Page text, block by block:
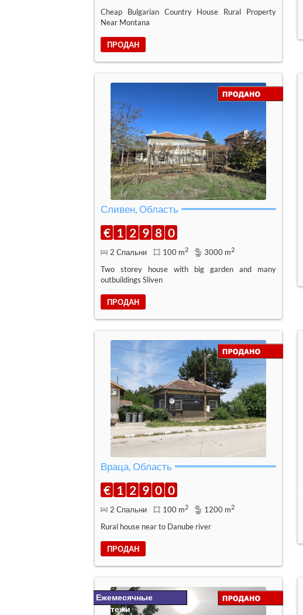
Cheap Bulgarian Country House Rural Property
Near Montana
ПРОДАН
Сливен, Область
€ 1 2 9 8 0
2 Спальни 100 m2 3000 m2
Two storey house with big garden and many
outbuildings Sliven
ПРОДАН
Враца, Область
€ 1 2 9 0 0
2 Спальни 100 m2 1200 m2
Rural house near to Danube river
ПРОДАН
Ежемесячные
платежи